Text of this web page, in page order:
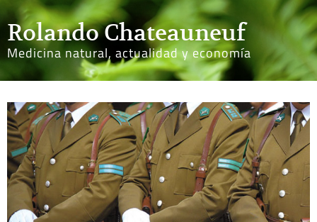
Rolando Chateauneuf
Medicina natural, actualidad y economía